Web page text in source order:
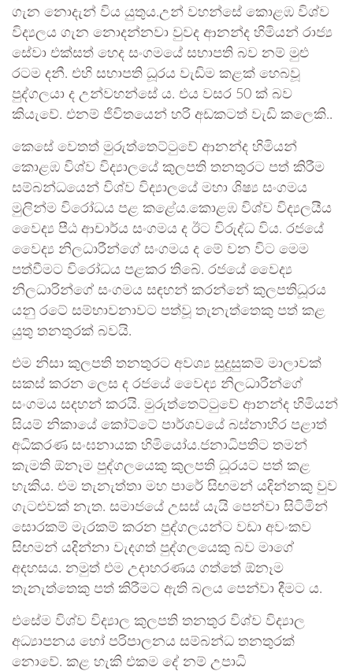
ගැන නොදැන් විය යුතුය.උන් වහන්සේ කොළඹ විශ්ව
විද්‍යලය ගැන නොදන්නවා වුවද ආනන්ද හිමියන් රාජ්‍ය
සේවා එක්සත් හෙද සංගමයේ සභාපති බව නම් මුළු
රටම දනී. එහි සභාපති ධූරය වැඩිම කළක් හෙබවූ
පුද්ගලයා ද උන්වහන්සේ ය. එය වසර 50 ක් බව
කියැවේ. එනම් ජිවිතයෙන් හරි අඩකටත් වැඩි කලෙකි..
කෙසේ වෙතත් මුරුත්තෙට්ටුවේ ආනන්ද හිමියන්
කොළඹ විශ්ව විද්‍යාලයේ කුලපති තනතුරට පත් කිරීම
සම්බන්ධයෙන් විශ්ව විද්‍යාලයේ මහා ශිෂ්‍ය සංගමය
මුලින්ම විරෝධය පළ කළේය.කොළඹ විශ්ව විද්‍යලයීය
වෛද්‍ය පීඨ ආචාර්ය සංගමය ද ඊට විරුද්ධ විය. රජයේ
වෛද්‍ය නිලධාරීන්ගේ සංගමය ද මේ වන විට මෙම
පත්වීමට විරෝධය පළකර තිබේ. රජයේ වෛද්‍ය
නිලධාරින්ගේ සංගමය සඳහන් කරන්නේ කුලපතිධූරය
යනු රටේ සම්භාවනාවට පත්වූ තැනැත්තෙකු පත් කළ
යුතු තනතුරක් බවයි.
එම නිසා කුලපති තනතුරට අවශ්‍ය සුදුසුකම් මාලාවක්
සකස් කරන ලෙස ද රජයේ වෛද්‍ය නිලධාරීන්ගේ
සංගමය සදහන් කරයි. මුරුත්තෙට්ටුවේ ආනන්ද හිමියන්
සියම් නිකායේ කෝට්ටේ පාර්ශවයේ බස්නාහිර පළාත්
අධිකරණ සංඝනායක හිමියෝය.ජනාධිපතිට තමන්
කැමති ඕනෑම පුද්ගලයෙකු කුලපති ධූරයට පත් කළ
හැකිය. එම තැනැත්තා මහ පාරේ සිඟමන් යදින්නකු වුව
ගැටළුවක් නැත. සමාජයේ උසස් යැයි පෙන්වා සිටිමින්
සොරකම් මැරකම් කරන පුද්ගලයන්ට වඩා අවංකව
සිඟමන් යදින්නා වැදගත් පුද්ගලයෙකු බව මාගේ
අදහසය. නමුත් එම උදාහරණය ගත්තේ ඕනෑම
තැනැත්තෙකු පත් කිරීමට ඇති බලය පෙන්වා දීමට ය.
එසේම විශ්ව විද්‍යාල කුලපති තනතුර විශ්ව විද්‍යාල
අධ්‍යාපනය හෝ පරිපාලනය සම්බන්ධ තනතුරක්
නොවේ. කළ හැකි එකම දේ නම් උපාධි